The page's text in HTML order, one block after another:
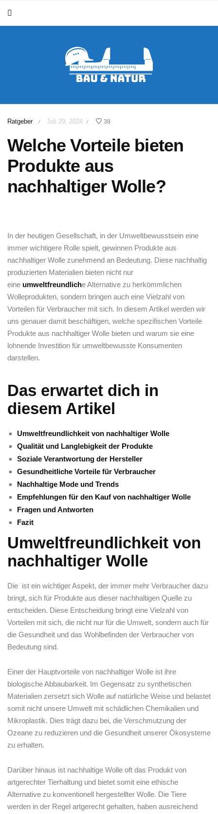
Ratgeber / Juli 29, 2024 / 38
Welche Vorteile bieten
Produkte aus
nachhaltiger Wolle?
In der heutigen Gesellschaft, in der⁣ Umweltbewusstsein eine
immer wichtigere ⁢Rolle⁣ spielt, gewinnen Produkte aus
nachhaltiger Wolle ​zunehmend an Bedeutung. Diese nachhaltig
‍produzierten Materialien⁣ bieten nicht nur
eine umweltfreundliche Alternative zu ⁤herkömmlichen
Wolleprodukten, sondern bringen⁤ auch eine⁣ Vielzahl von
Vorteilen ‌für ⁤Verbraucher mit sich. In diesem Artikel werden wir
uns ‌genauer ⁣damit beschäftigen, welche spezifischen Vorteile
Produkte⁢ aus nachhaltiger Wolle⁢ bieten ​und​ warum sie eine
lohnende Investition für⁣ umweltbewusste Konsumenten
⁢darstellen.
Das ‍erwartet dich in‌
diesem Artikel
Umweltfreundlichkeit von nachhaltiger Wolle
Qualität und Langlebigkeit der Produkte
Soziale Verantwortung der​ Hersteller
Gesundheitliche Vorteile für Verbraucher
Nachhaltige Mode und Trends
Empfehlungen für den Kauf von nachhaltiger ⁤Wolle
Fragen und‍ Antworten
Fazit
Umweltfreundlichkeit von
nachhaltiger Wolle
Die ‍ ist ⁣ein wichtiger Aspekt, der​ immer mehr Verbraucher dazu⁢
bringt, sich für ⁤Produkte ⁢aus dieser nachhaltigen Quelle⁢ zu
entscheiden. Diese Entscheidung bringt eine⁣ Vielzahl⁣ von
Vorteilen mit sich, die nicht nur für‍ die Umwelt, sondern auch für
die Gesundheit⁣ und‌ das ​Wohlbefinden der ⁢Verbraucher⁢ von
⁤Bedeutung⁣ sind.
Einer der Hauptvorteile von nachhaltiger Wolle ist ihre
biologische Abbaubarkeit.‌ Im Gegensatz zu synthetischen
Materialien​ zersetzt sich Wolle auf natürliche Weise und belastet⁢
somit‌ nicht⁤ unsere Umwelt mit schädlichen Chemikalien ⁢und
Mikroplastik. Dies trägt⁣ dazu bei, die Verschmutzung der
Ozeane zu reduzieren und ‍die Gesundheit unserer Ökosysteme
zu⁤ erhalten.
Darüber hinaus ist nachhaltige Wolle oft das ‍Produkt von
artgerechter Tierhaltung ⁣und⁣ bietet ‌somit eine ethische
Alternative zu konventionell hergestellter Wolle. Die‌ Tiere
werden ‌in der Regel artgerecht gehalten, ⁢haben ausreichend